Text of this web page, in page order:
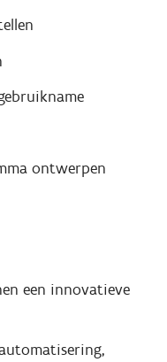
ontwerpen
een innovatieve